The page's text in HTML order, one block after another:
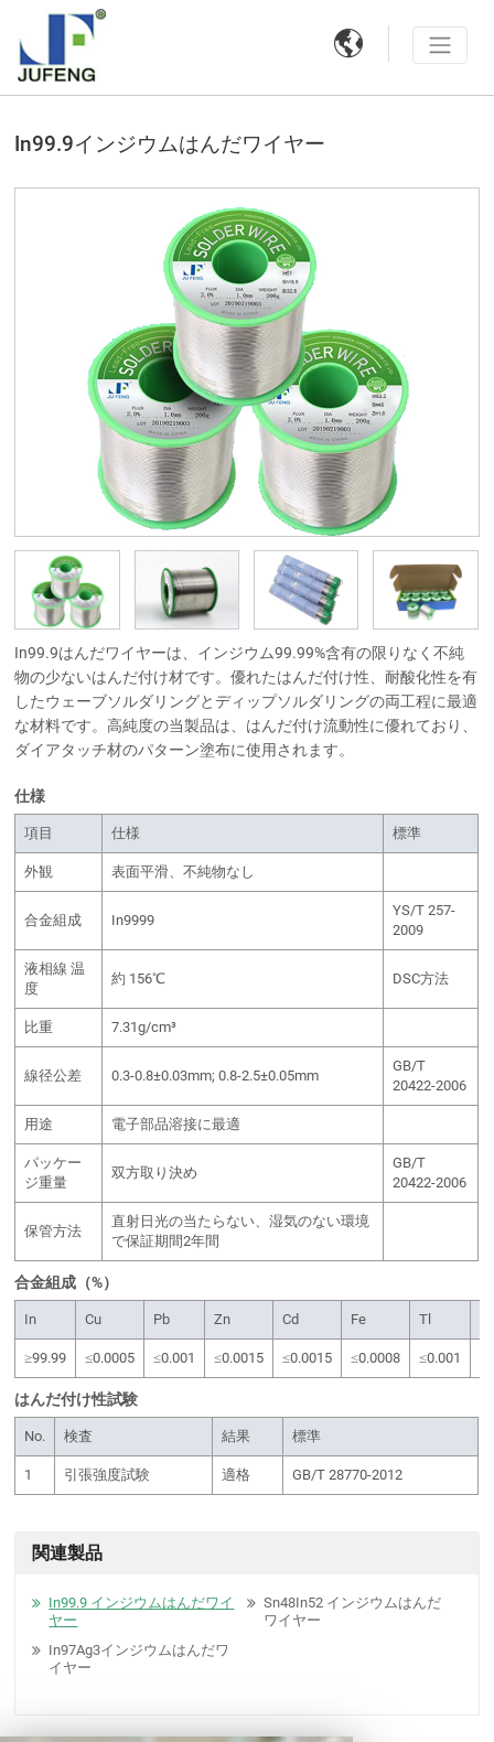

In99.9インジウムはんだワイヤー
In99.9はんだワイヤーは、インジウム99.99%含有の限りなく不純
物の少ないはんだ付け材です。優れたはんだ付け性、耐酸化性を有
したウェーブソルダリングとディップソルダリングの両工程に最適
な材料です。高純度の当製品は、はんだ付け流動性に優れており、
ダイアタッチ材のパターン塗布に使用されます。
仕様
項目 仕様 標準
外観 表面平滑、不純物なし
合金組成 In9999
YS/T 257-
2009
液相線 温
度
約 156℃ DSC方法
比重 7.31g/cm³
線径公差 0.3-0.8±0.03mm; 0.8-2.5±0.05mm
GB/T
20422-2006
用途 電子部品溶接に最適
パッケー
ジ重量
双方取り決め
GB/T
20422-2006
保管方法
直射日光の当たらない、湿気のない環境
で保証期間2年間
合金組成（%）
In Cu Pb Zn Cd Fe Tl
≥99.99 ≤0.0005 ≤0.001 ≤0.0015 ≤0.0015 ≤0.0008 ≤0.001
はんだ付け性試験
No. 検査 結果 標準
1 引張強度試験 適格 GB/T 28770-2012
関連製品
In99.9 インジウムはんだワイ
ヤー
Sn48In52 インジウムはんだ
ワイヤー
In97Ag3インジウムはんだワ
イヤー